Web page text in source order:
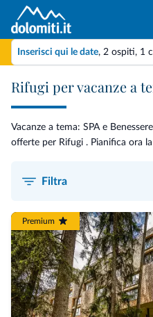
Inserisci qui le date, 2 ospiti, 1
Rifugi per vacanze a
Vacanze a tema: SPA e
offerte per Rifugi . Pianifica ora
Filtra
Premium